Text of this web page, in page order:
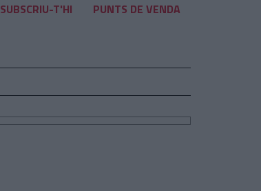
SUBSCRIU-T'HI PUNTS DE VENDA